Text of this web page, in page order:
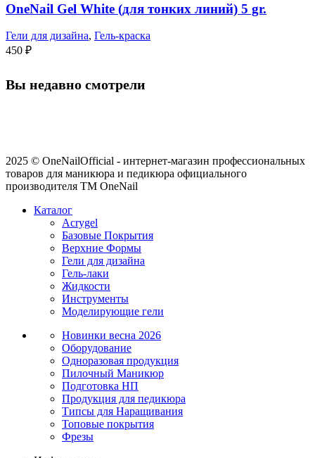
OneNail Gel White (для тонких линий) 5 gr.
Гели для дизайна, Гель-краска
450 ₽
Вы недавно смотрели
2025 © OneNailOfficial - интернет-магазин профессиональных
товаров для маникюра и педикюра официального
производителя ТМ OneNail
Каталог
Acrygel
Базовые Покрытия
Верхние Формы
Гели для дизайна
Гель-лаки
Жидкости
Инструменты
Моделирующие гели
Новинки весна 2026
Оборудование
Одноразовая продукция
Пилочный Маникюр
Подготовка НП
Продукция для педикюра
Типсы для Наращивания
Топовые покрытия
Фрезы